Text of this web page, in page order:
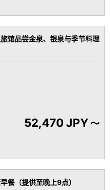
馆品尝金泉、银泉与季节料理
52,470 JPY～
餐（提供至晚上9点）